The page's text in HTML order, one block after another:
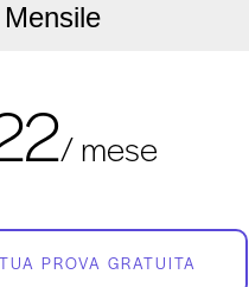
Mensile
/ mese
PROVA GRATUITA